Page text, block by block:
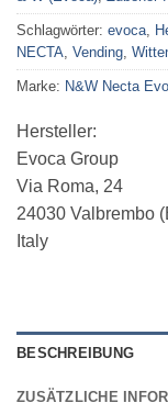
Schlagwörter: evoca,
NECTA, Vending,
Marke: N&W Necta
Hersteller:
Evoca Group
Via Roma, 24
24030 Valbrembo
Italy
BESCHREIBUNG
ZUSÄTZLICHE